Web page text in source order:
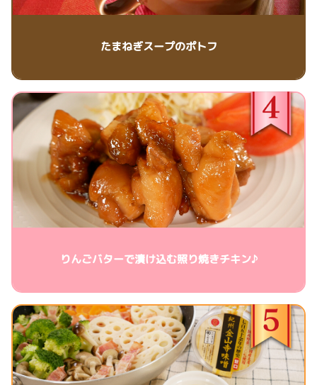
たまねぎスープのポトフ
りんごバターで漬け込む照り焼きチキン♪